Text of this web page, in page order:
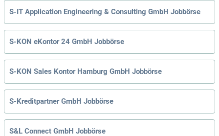
S-IT Application Engineering & Consulting GmbH Jobbörse
S-KON eKontor 24 GmbH Jobbörse
S-KON Sales Kontor Hamburg GmbH Jobbörse
S-Kreditpartner GmbH Jobbörse
S&L Connect GmbH Jobbörse